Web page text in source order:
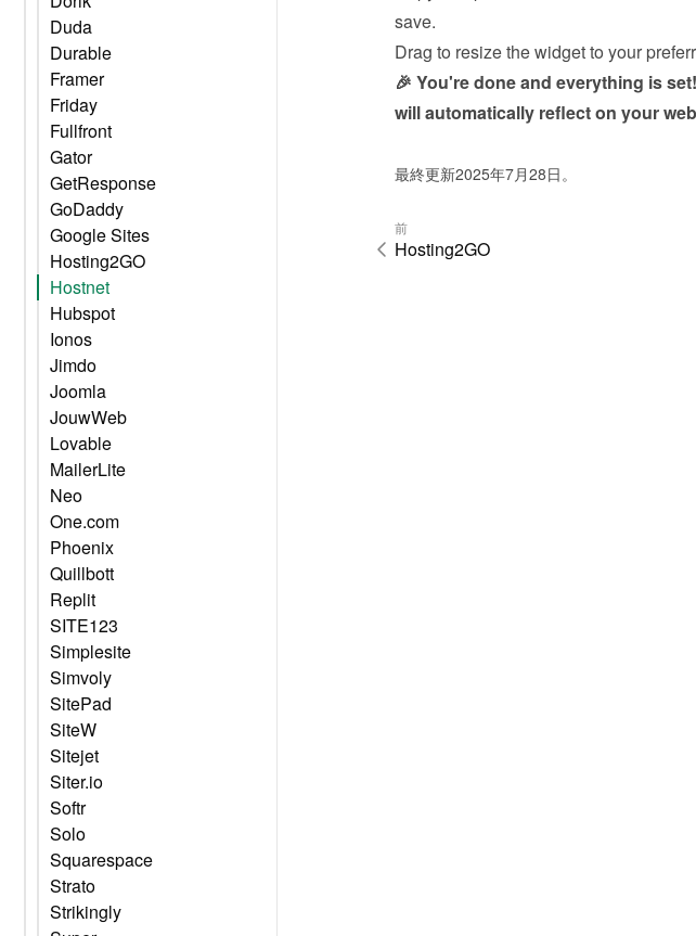
Duda
Durable
Framer
Friday
Fullfront
Gator
GetResponse
GoDaddy
Google Sites
Hosting2GO
Hostnet
Hubspot
Ionos
Jimdo
Joomla
JouwWeb
Lovable
MailerLite
Neo
One.com
Phoenix
Quillbott
Replit
SITE123
Simplesite
Simvoly
SitePad
SiteW
Sitejet
Siter.io
Softr
Solo
Squarespace
Strato
Strikingly
save.
Drag to resize the widget to your
🎉 You're done and everything is
will automatically reflect on your
最終更新2025年7月28日。
前
Hosting2GO